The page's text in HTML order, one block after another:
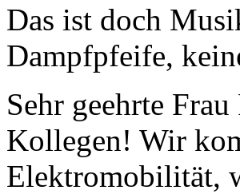
Das ist doch
Dampfpfeife,
Sehr geehrte
Kollegen! Wir
Elektromobilität,